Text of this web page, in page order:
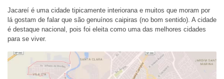
Jacareí é uma cidade tipicamente interiorana e muitos que moram por
lá gostam de falar que são genuínos caipiras (no bom sentido). A cidade
é destaque nacional, pois foi eleita como uma das melhores cidades
para se viver.